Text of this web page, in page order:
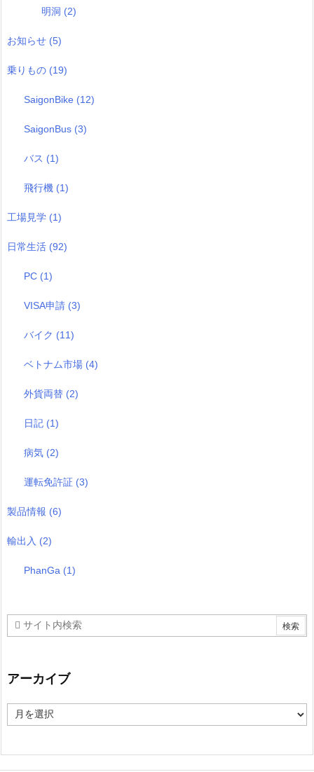
明洞 (2)
お知らせ (5)
乗りもの (19)
SaigonBike (12)
SaigonBus (3)
バス (1)
飛行機 (1)
工場見学 (1)
日常生活 (92)
PC (1)
VISA申請 (3)
バイク (11)
ベトナム市場 (4)
外貨両替 (2)
日記 (1)
病気 (2)
運転免許証 (3)
製品情報 (6)
輸出入 (2)
PhanGa (1)
アーカイブ
ー